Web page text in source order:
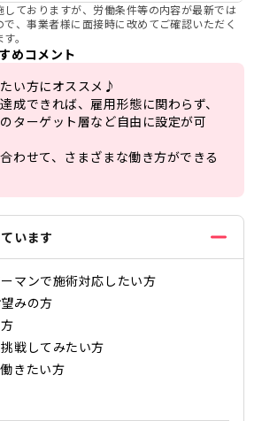
ておりますが、労働条件等の内容が最新では
、事業者様に面接時に改めてご確認いただく
。
めコメント
い方にオススメ♪
成できれば、雇用形態に関わらず、
ターゲット層など自由に設定が可
わせて、さまざまな働き方ができる
います
マンで施術対応したい方
みの方
戦してみたい方
きたい方